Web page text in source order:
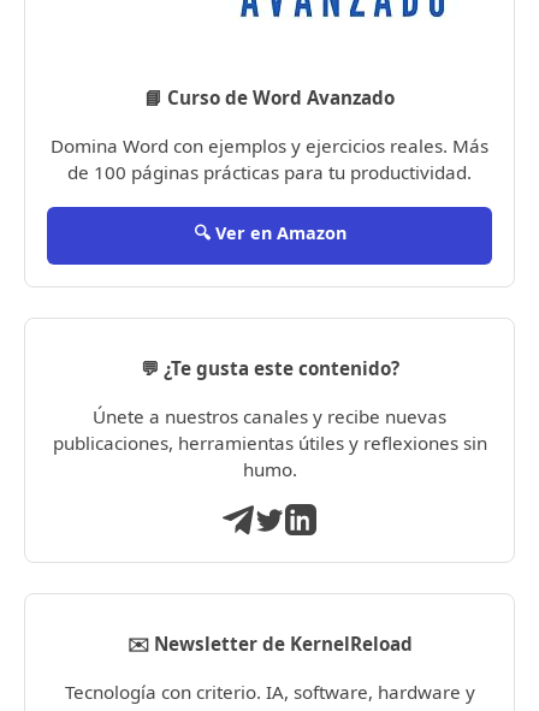
📘 Curso de Word Avanzado
Domina Word con ejemplos y ejercicios reales. Más
de 100 páginas prácticas para tu productividad.
🔍 Ver en Amazon
💬 ¿Te gusta este contenido?
Únete a nuestros canales y recibe nuevas
publicaciones, herramientas útiles y reflexiones sin
humo.
✉️ Newsletter de KernelReload
Tecnología con criterio. IA, software, hardware y